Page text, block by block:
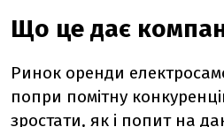
Що це дає
Ринок оренди
попри помітну
зростати, як і попит на